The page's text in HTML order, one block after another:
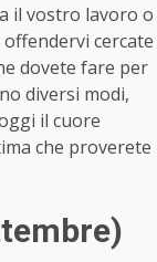
il vostro lavoro o
cercate
dovete fare per
diversi modi,
il cuore
che proverete